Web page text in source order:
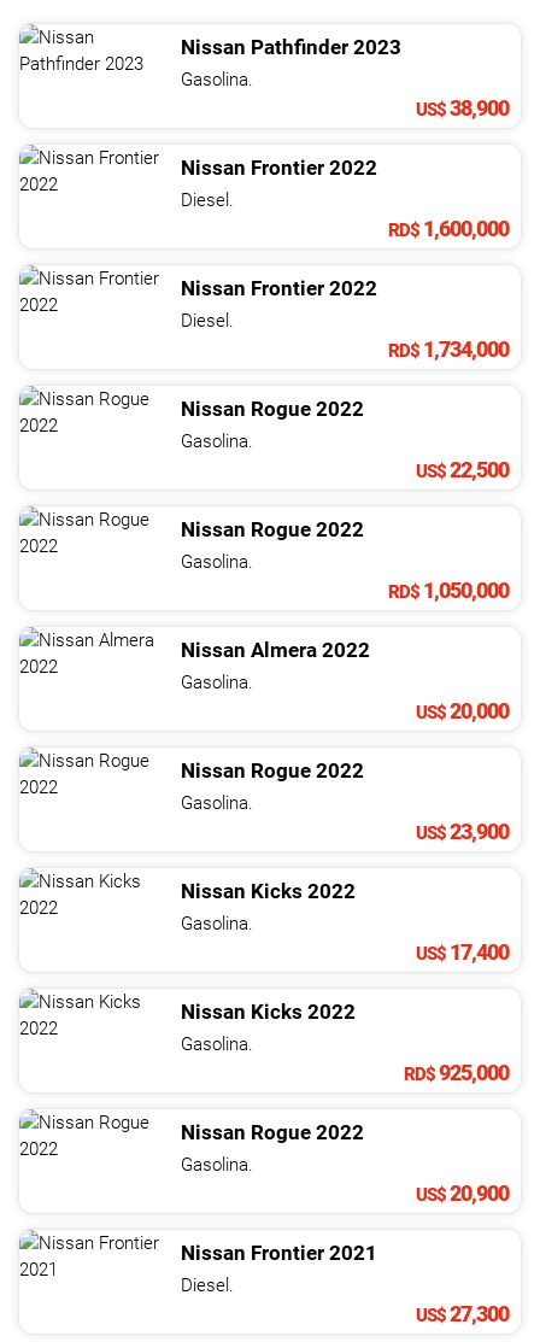
Nissan Pathfinder 2023
Gasolina.
US$38,900
Nissan Frontier 2022
Diesel.
RD$ 1,600,000
Nissan Frontier 2022
Diesel.
RD$ 1,734,000
Nissan Rogue 2022
Gasolina.
US$22,500
Nissan Rogue 2022
Gasolina.
RD$ 1,050,000
Nissan Almera 2022
Gasolina.
US$20,000
Nissan Rogue 2022
Gasolina.
US$23,900
Nissan Kicks 2022
Gasolina.
US$ 17,400
Nissan Kicks 2022
Gasolina.
RD$925,000
Nissan Rogue 2022
Gasolina.
US$20,900
Nissan Frontier 2021
Diesel.
US$27,300